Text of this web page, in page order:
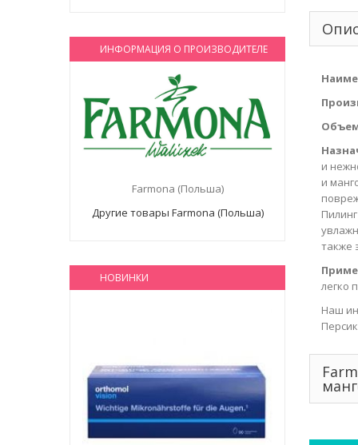
и
и
также
легко
Наш
ИНФОРМАЦИЯ О ПРОИЗВОДИТЕЛЕ
Farmona (Польша)
Другие товары Farmona (Польша)
НОВИНКИ